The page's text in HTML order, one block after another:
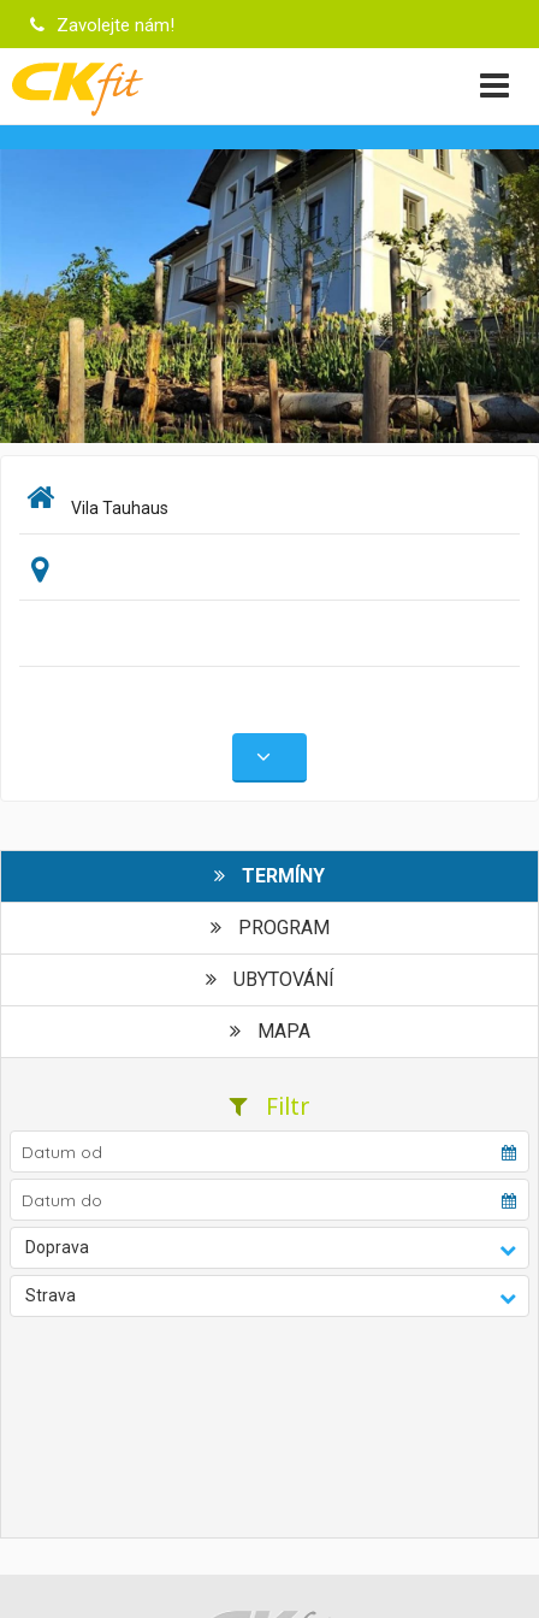
Zavolejte nám!
Vila Tauhaus
TERMÍNY
PROGRAM
UBYTOVÁNÍ
MAPA
Filtr
Doprava
Strava